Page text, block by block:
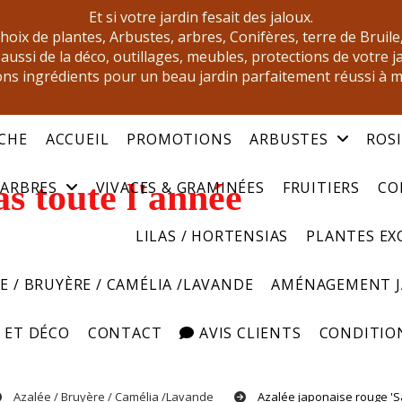
Et si votre jardin fesait des jaloux.
de plantes, Arbustes, arbres, Conifères, terre de
de la déco, outillages, meubles, protections de votre
ingrédients pour un beau jardin parfaitement réussi à
toute l'année
ACCUEIL PROMOTIONS ARBUSTES
ARBRES VIVACES & GRAMINÉES FRUITIERS
LILAS / HORTENSIAS PLANTES
/ BRUYÈRE / CAMÉLIA /LAVANDE AMÉNAGEMENT
DÉCO CONTACT AVIS CLIENTS
Azalée / Bruyère / Camélia /Lavande Azalée japonaise rouge